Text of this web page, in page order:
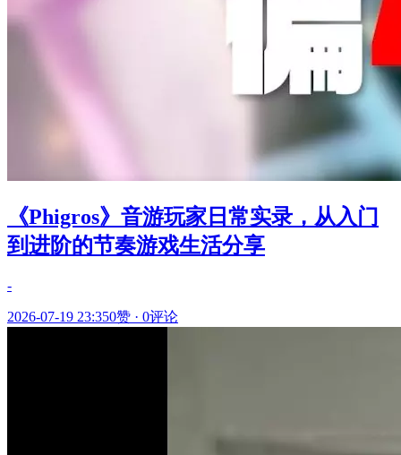
《Phigros》音游玩家日常实录，从入门
到进阶的节奏游戏生活分享
-
2026-07-19 23:350赞 · 0评论